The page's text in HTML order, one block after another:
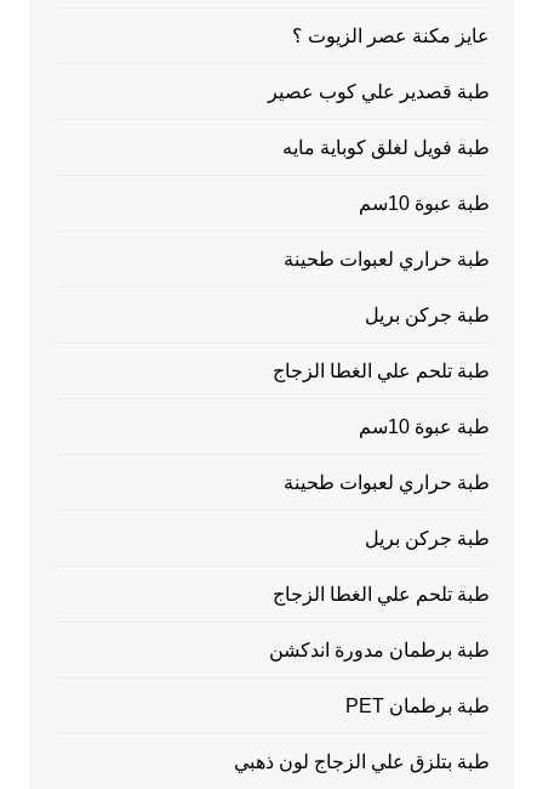
عايز مكنة عصر الزيوت ؟
طبة قصدير علي كوب عصير
طبة فويل لغلق كوباية مايه
طبة عبوة 10سم
طبة حراري لعبوات طحينة
طبة جركن بريل
طبة تلحم علي الغطا الزجاج
طبة عبوة 10سم
طبة حراري لعبوات طحينة
طبة جركن بريل
طبة تلحم علي الغطا الزجاج
طبة برطمان مدورة اندكشن
طبة برطمان PET
طبة بتلزق علي الزجاج لون ذهبي